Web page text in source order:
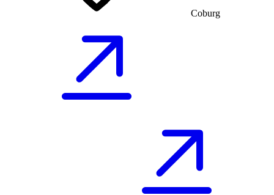
Coburg